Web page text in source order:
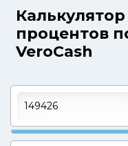
процентов
VeroCash